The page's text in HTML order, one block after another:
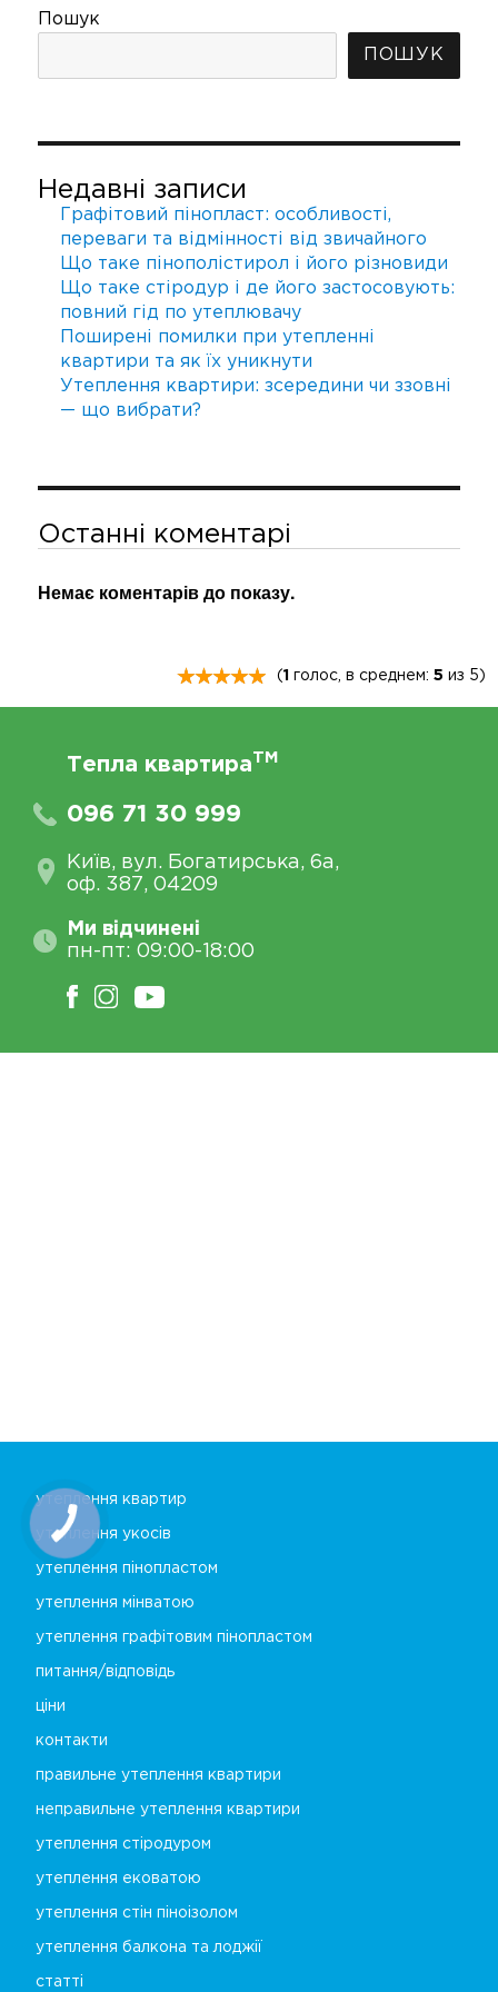
збереження
РІНК РІНК
А
Пошук
ПОШУК
Недавні записи
Графітовий пінопласт: особливості,
переваги та відмінності від звичайного
Що таке пінополістирол і його різновиди
Що таке стіродур і де його застосовують:
повний гід по утеплювачу
Поширені помилки при утепленні
квартири та як їх уникнути
Утеплення квартири: зсередини чи ззовні
— що вибрати?
Останні коментарі
Немає коментарів до показу.
(1 голос, в среднем: 5 из 5)
утеплення квартир
утеплення укосів
утеплення пінопластом
утеплення мінватою
утеплення графітовим пінопластом
питання/відповідь
ціни
контакти
правильне утеплення квартири
неправильне утеплення квартири
утеплення стіродуром
утеплення ековатою
утеплення стін піноізолом
утеплення балкона та лоджії
статті
Тепла квартираTM
096 71 30 999
Київ, вул. Богатирська, 6а,
оф. 387, 04209
Ми відчинені
пн-пт: 09:00-18:00